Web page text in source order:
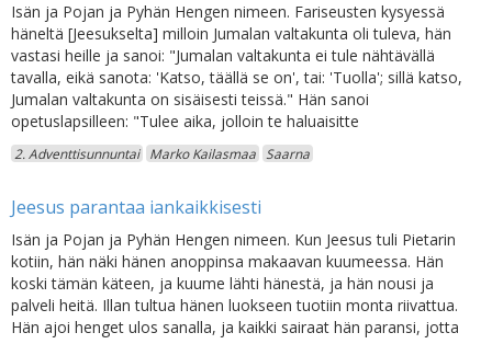
Isän ja Pojan ja Pyhän Hengen nimeen. Fariseusten kysyessä
häneltä [Jeesukselta] milloin Jumalan valtakunta oli tuleva, hän
vastasi heille ja sanoi: "Jumalan valtakunta ei tule nähtävällä
tavalla, eikä sanota: 'Katso, täällä se on', tai: 'Tuolla'; sillä katso,
Jumalan valtakunta on sisäisesti teissä." Hän sanoi
opetuslapsilleen: "Tulee aika, jolloin te haluaisitte
2. Adventtisunnuntai Marko Kailasmaa Saarna
Jeesus parantaa iankaikkisesti
Isän ja Pojan ja Pyhän Hengen nimeen. Kun Jeesus tuli Pietarin
kotiin, hän näki hänen anoppinsa makaavan kuumeessa. Hän
koski tämän käteen, ja kuume lähti hänestä, ja hän nousi ja
palveli heitä. Illan tultua hänen luokseen tuotiin monta riivattua.
Hän ajoi henget ulos sanalla, ja kaikki sairaat hän paransi, jotta